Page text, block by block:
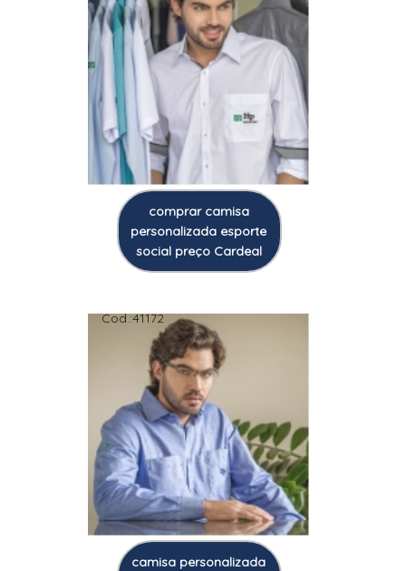
comprar camisa
personalizada esporte
social preço Cardeal
Cod.:41172
camisa personalizada